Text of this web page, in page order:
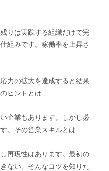
りは実践する組織だけで完
組みです。稼働率を上昇さ
力の拡大を達成すると結果
ヒントとは
企業もあります。しかし必
。その営業スキルとは
再現性はあります。最初の
ない。そんなコツを知りた